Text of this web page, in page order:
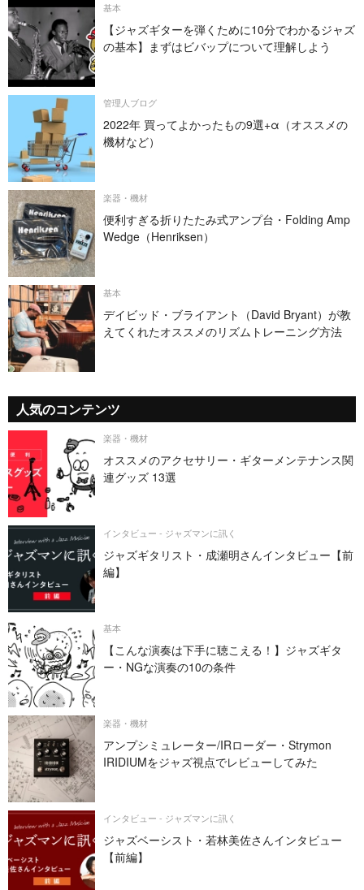
基本
【ジャズギターを弾くために10分でわかるジャズ
の基本】まずはビバップについて理解しよう
管理人ブログ
2022年 買ってよかったもの9選+α（オススメの
機材など）
楽器・機材
便利すぎる折りたたみ式アンプ台・Folding Amp
Wedge（Henriksen）
基本
デイビッド・ブライアント（David Bryant）が教
えてくれたオススメのリズムトレーニング方法
人気のコンテンツ
楽器・機材
オススメのアクセサリー・ギターメンテナンス関
連グッズ 13選
インタビュー - ジャズマンに訊く
ジャズギタリスト・成瀬明さんインタビュー【前
編】
基本
【こんな演奏は下手に聴こえる！】ジャズギタ
ー・NGな演奏の10の条件
楽器・機材
アンプシミュレーター/IRローダー・Strymon
IRIDIUMをジャズ視点でレビューしてみた
インタビュー - ジャズマンに訊く
ジャズベーシスト・若林美佐さんインタビュー
【前編】